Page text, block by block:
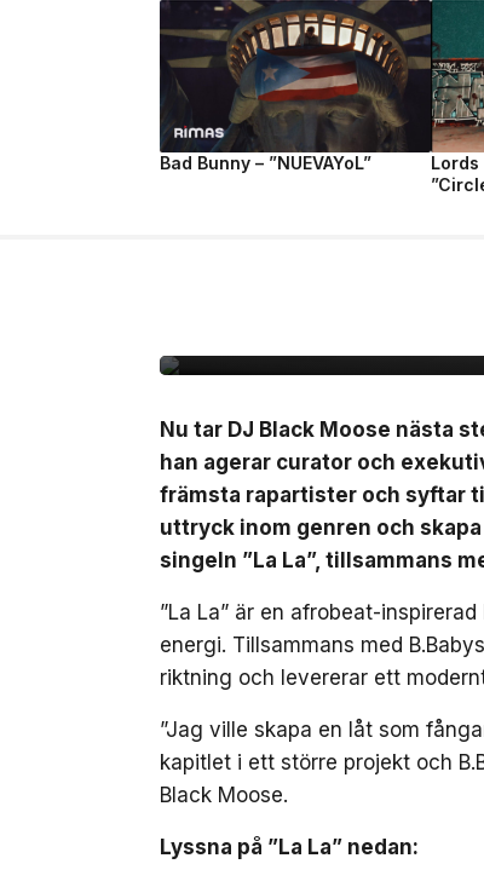
Bad Bunny – ”NUEVAYoL”
Lords
Nu tar DJ Black Moose nästa
han agerar curator och
främsta rapartister och syftar
uttryck inom genren och
singeln ”La La”, tillsammans
”La La” är en afrobeat-
energi. Tillsammans med
riktning och levererar ett
”Jag ville skapa en låt som
kapitlet i ett större projekt och
Black Moose.
Lyssna på ”La La” nedan: